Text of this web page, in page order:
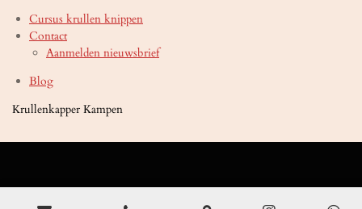
Cursus krullen knippen
Contact
Aanmelden nieuwsbrief
Blog
Krullenkapper Kampen